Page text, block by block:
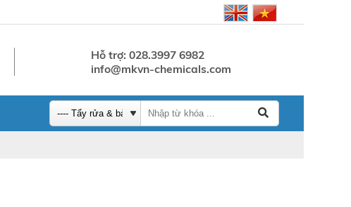
Hỗ trợ: 028.3997 6982
info@mkvn-chemicals.com